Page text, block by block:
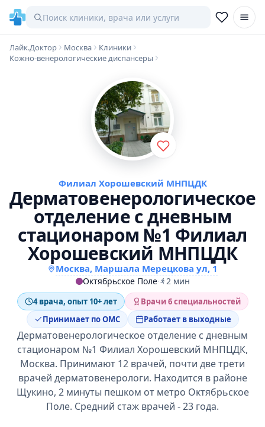
Лайк.Доктор Москва
Клиники
Кожно-венерологические диспансеры
Филиал Хорошевский МНПЦДК
Дерматовенерологическое
отделение с дневным
стационаром №1 Филиал
Хорошевский МНПЦДК
Москва, Маршала Мерецкова ул, 1
Октябрьское Поле· 2 мин
4 врача, опыт 10+ лет
Врачи 6 специальностей
Принимает по ОМС
Работает в выходные
Дерматовенерологическое отделение с дневным
стационаром №1 Филиал Хорошевский МНПЦДК,
Москва. Принимают 12 врачей, почти две трети
врачей дерматовенерологи. Находится в районе
Щукино, 2 минуты пешком от метро Октябрьское
Поле. Средний стаж врачей - 23 года.